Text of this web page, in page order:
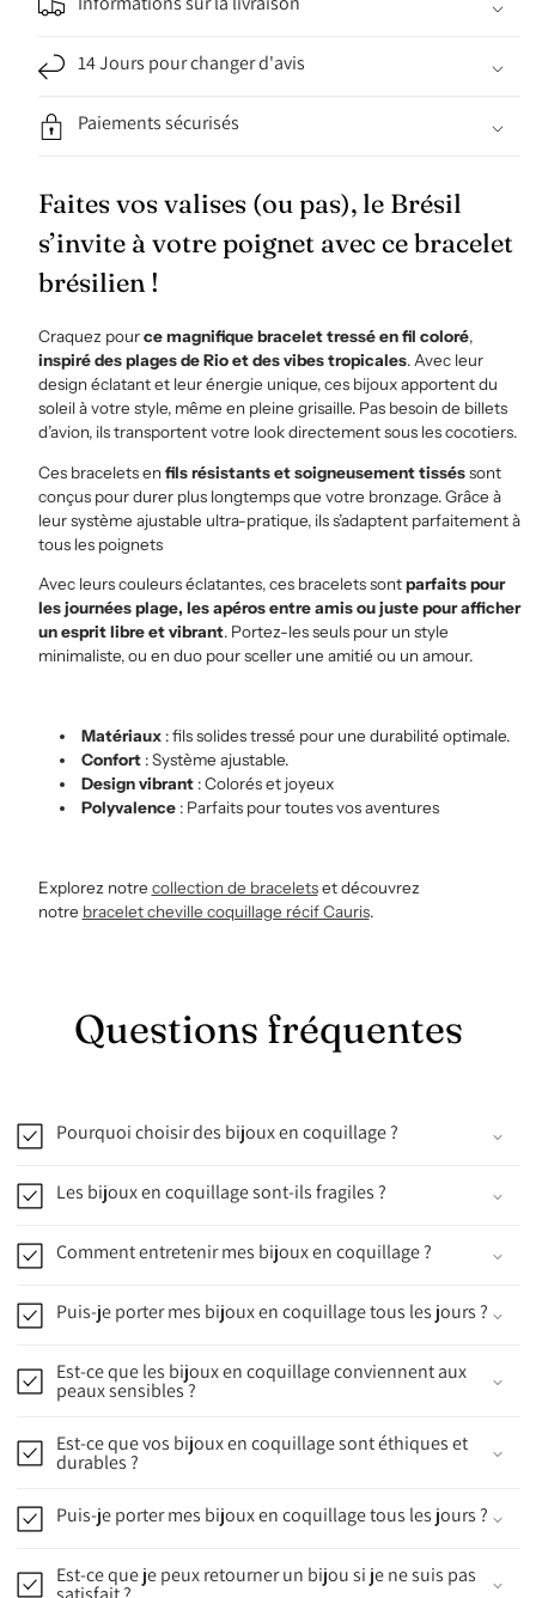
14 Jours pour changer d'avis
Paiements sécurisés
Faites vos valises (ou pas), le Brésil
s’invite à votre poignet avec ce bracelet
brésilien !
Craquez pource magnifique bracelet tressé en fil coloré,
inspiré des plages de Rio et des vibes tropicales. Avec leur
design éclatant et leur énergie unique, ces bijoux apportent du
soleil à votre style, même en pleine grisaille. Pas besoin de billets
d’avion, ils transportent votre look directement sous les cocotiers.
Ces bracelets en fils résistants et soigneusement tisséssont
conçus pour durer plus longtemps que votre bronzage. Grâce à
leur système ajustable ultra-pratique, ils s’adaptent parfaitement à
tous les poignets
Avec leurs couleurs éclatantes, ces bracelets sontparfaits pour
les journées plage, les apéros entre amis ou juste pour afficher
un esprit libre et vibrant. Portez-les seuls pour un style
minimaliste, ou en duo pour sceller une amitié ou un amour.
Matériaux : fils solides tressé pour une durabilité optimale.
Confort : Système ajustable.
Design vibrant : Colorés et joyeux
Polyvalence : Parfaits pour toutes vos aventures
Explorez notre collection de braceletset découvrez
notre bracelet cheville coquillage récif Cauris.
Questions fréquentes
Pourquoi choisir des bijoux en coquillage ?
Les bijoux en coquillage sont-ils fragiles ?
Comment entretenir mes bijoux en coquillage ?
Puis-je porter mes bijoux en coquillage tous les jours ?
Est-ce que les bijoux en coquillage conviennent aux
peaux sensibles ?
Est-ce que vos bijoux en coquillage sont éthiques et
durables ?
Puis-je porter mes bijoux en coquillage tous les jours ?
Est-ce que je peux retourner un bijou si je ne suis pas